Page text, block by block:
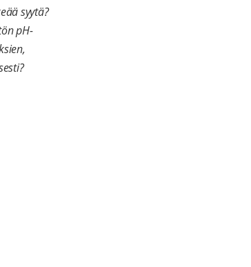
syytä?
pH-